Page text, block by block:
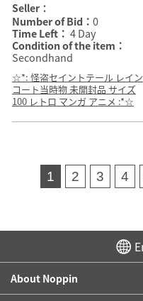
Seller：
Number of Bid： 0
Time Left： 4 Day
Condition of the item：
Secondhand
☆*: 怪盗セイントテール レイン
コート当時物 未開封品 サイズ
100 レトロ マンガ アニメ :*☆
1 2 3 4
About Noppin